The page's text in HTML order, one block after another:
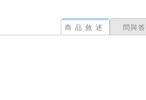
商品敘述 問與答